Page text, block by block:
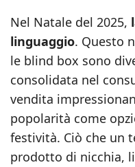
Nel Natale del 2025,
linguaggio. Questo
le blind box sono
consolidata nel
vendita
popolarità come
festività. Ciò che un
prodotto di nicchia,